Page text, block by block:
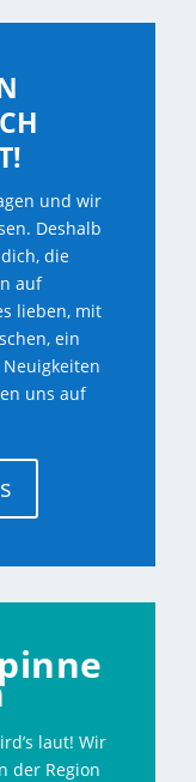
und wir
Deshalb
die
auf
lieben, mit
ein
uns auf
laut! Wir
der Region